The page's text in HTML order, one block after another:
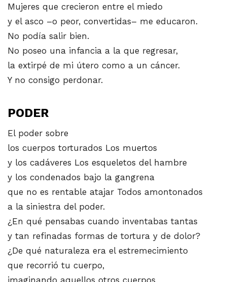
Mujeres que crecieron entre el miedo
y el asco –o peor, convertidas– me educaron.
No podía salir bien.
No poseo una infancia a la que regresar,
la extirpé de mi útero como a un cáncer.
Y no consigo perdonar.
PODER
El poder sobre
los cuerpos torturados Los muertos
y los cadáveres Los esqueletos del hambre
y los condenados bajo la gangrena
que no es rentable atajar Todos amontonados
a la siniestra del poder.
¿En qué pensabas cuando inventabas tantas
y tan refinadas formas de tortura y de dolor?
¿De qué naturaleza era el estremecimiento
que recorrió tu cuerpo,
imaginando aquellos otros cuerpos